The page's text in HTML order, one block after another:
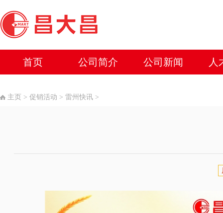
首页 公司简介 公司新闻 人
主页 > 促销活动 > 雷州快讯 >